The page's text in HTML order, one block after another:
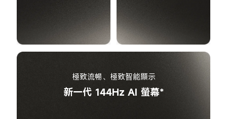
極致流暢、極致智能顯示
新一代 144Hz AI 螢幕*